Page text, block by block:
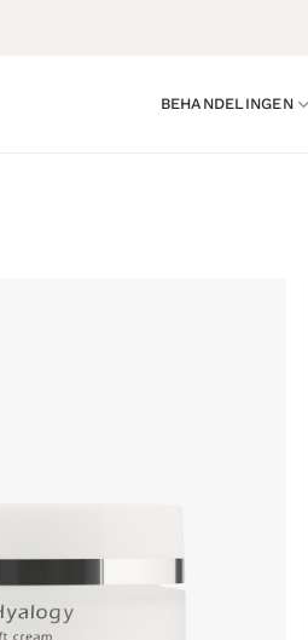
BEHANDELINGEN